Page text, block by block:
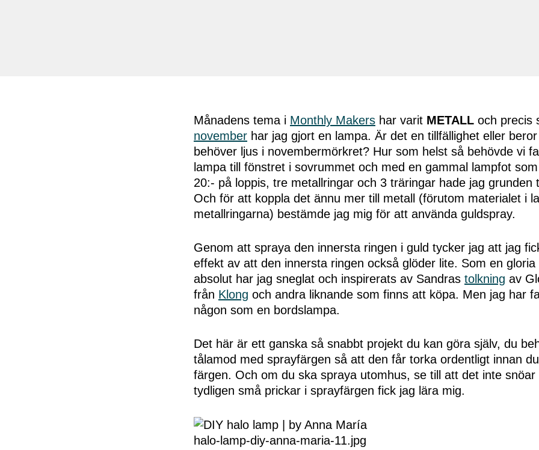
Månadens tema i Monthly Makers har varit METALL och precis
november har jag gjort en lampa. Är det en tillfällighet eller
behöver ljus i novembermörkret? Hur som helst så behövde vi
lampa till fönstret i sovrummet och med en gammal lampfot
20:- på loppis, tre metallringar och 3 träringar hade jag grunden
Och för att koppla det ännu mer till metall (förutom materialet i
metallringarna) bestämde jag mig för att använda guldspray.
Genom att spraya den innersta ringen i guld tycker jag att jag
effekt av att den innersta ringen också glöder lite. Som en
absolut har jag sneglat och inspirerats av Sandras tolkning av
från Klong och andra liknande som finns att köpa. Men jag har
någon som en bordslampa.
Det här är ett ganska så snabbt projekt du kan göra själv, du
tålamod med sprayfärgen så att den får torka ordentligt innan
färgen. Och om du ska spraya utomhus, se till att det inte
tydligen små prickar i sprayfärgen fick jag lära mig.
halo-lamp-diy-anna-maria-11.jpg